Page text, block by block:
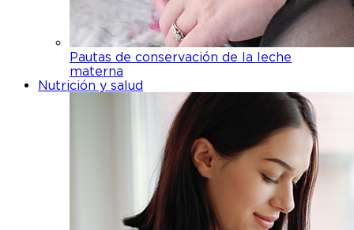
Pautas de conservación de la leche
materna
Nutrición y salud